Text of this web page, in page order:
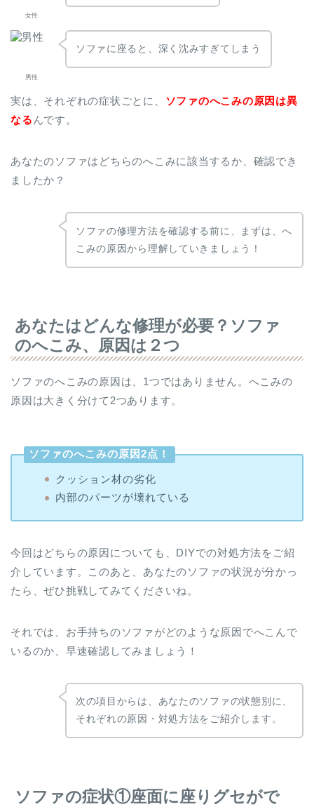
女性
男性
ソファに座ると、深く沈みすぎてしまう
実は、それぞれの症状ごとに、 ソファのへこみの原因は異
なる んです。
あなたのソファはどちらのへこみに該当するか、確認でき
ましたか？
ソファの修理方法を確認する前に、まずは、へ
こみの原因から理解していきましょう！
あなたはどんな修理が必要？ソファ
のへこみ、原因は２つ
ソファのへこみの原因は、1つではありません。へこみの
原因は大きく分けて2つあります。
ソファのへこみの原因2点！
クッション材の劣化
内部のパーツが壊れている
今回はどちらの原因についても、DIYでの対処方法をご紹
介しています。このあと、あなたのソファの状況が分かっ
たら、ぜひ挑戦してみてくださいね。
それでは、お手持ちのソファがどのような原因でへこんで
いるのか、早速確認してみましょう！
次の項目からは、あなたのソファの状態別に、
それぞれの原因・対処方法をご紹介します。
ソファの症状①座面に座りグセがで